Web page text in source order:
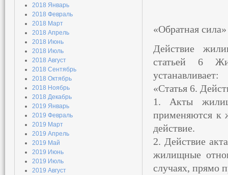
«Обратная
Действие
статьей 6
устанавливает:
«Статья 6.
1. Акты
применяются к
действие.
2. Действие
жилищные
случаях, прямо
2018 Январь
2018 Февраль
2018 Март
2018 Апрель
2018 Июнь
2018 Июль
2018 Август
2018 Сентябрь
2018 Октябрь
2018 Ноябрь
2018 Декабрь
2019 Январь
2019 Февраль
2019 Март
2019 Апрель
2019 Май
2019 Июнь
2019 Июль
2019 Август